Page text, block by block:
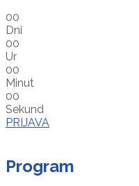
00
Dni
00
Ur
00
Minut
00
Sekund
PRIJAVA
Program